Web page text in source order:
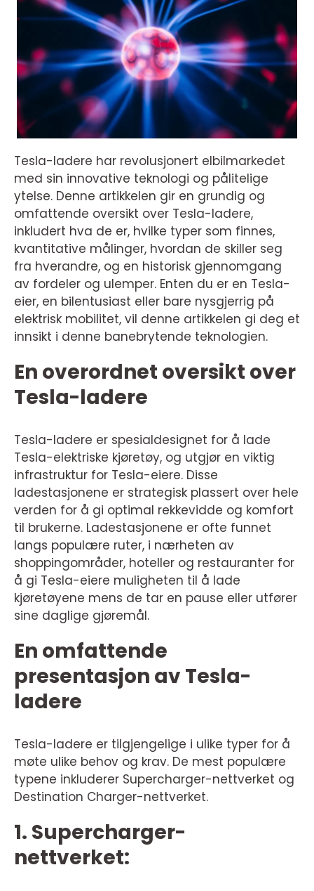
Tesla-ladere har revolusjonert elbilmarkedet
med sin innovative teknologi og pålitelige
ytelse. Denne artikkelen gir en grundig og
omfattende oversikt over Tesla-ladere,
inkludert hva de er, hvilke typer som finnes,
kvantitative målinger, hvordan de skiller seg
fra hverandre, og en historisk gjennomgang
av fordeler og ulemper. Enten du er en Tesla-
eier, en bilentusiast eller bare nysgjerrig på
elektrisk mobilitet, vil denne artikkelen gi deg et
innsikt i denne banebrytende teknologien.
En overordnet oversikt over
Tesla-ladere
Tesla-ladere er spesialdesignet for å lade
Tesla-elektriske kjøretøy, og utgjør en viktig
infrastruktur for Tesla-eiere. Disse
ladestasjonene er strategisk plassert over hele
verden for å gi optimal rekkevidde og komfort
til brukerne. Ladestasjonene er ofte funnet
langs populære ruter, i nærheten av
shoppingområder, hoteller og restauranter for
å gi Tesla-eiere muligheten til å lade
kjøretøyene mens de tar en pause eller utfører
sine daglige gjøremål.
En omfattende
presentasjon av Tesla-
ladere
Tesla-ladere er tilgjengelige i ulike typer for å
møte ulike behov og krav. De mest populære
typene inkluderer Supercharger-nettverket og
Destination Charger-nettverket.
1. Supercharger-
nettverket: